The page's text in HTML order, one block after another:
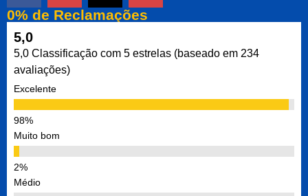
0% de Reclamações
5,0
5,0 Classificação com 5 estrelas (baseado em 234
avaliações)
Excelente
Muito bom
Médio